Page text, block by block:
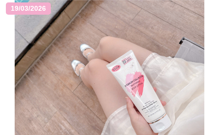
19/03/2026